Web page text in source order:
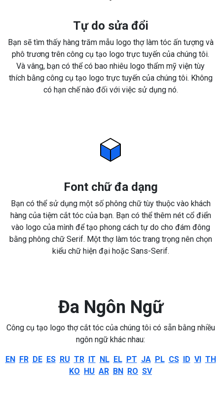
Tự do sửa đổi
Bạn sẽ tìm thấy hàng trăm mẫu logo thợ làm tóc ấn tượng và
phô trương trên công cụ tạo logo trực tuyến của chúng tôi.
Và vâng, bạn có thể có bao nhiêu logo thẩm mỹ viện tùy
thích bằng công cụ tạo logo trực tuyến của chúng tôi. Không
có hạn chế nào đối với việc sử dụng nó.
Font chữ đa dạng
Bạn có thể sử dụng một số phông chữ tùy thuộc vào khách
hàng của tiệm cắt tóc của bạn. Bạn có thể thêm nét cổ điển
vào logo của mình để tạo phong cách tự do cho đám đông
bằng phông chữ Serif. Một thợ làm tóc trang trọng nên chọn
kiểu chữ hiện đại hoặc Sans-Serif.
Đa Ngôn Ngữ
Công cụ tạo logo thợ cắt tóc của chúng tôi có sẵn bằng nhiều
ngôn ngữ khác nhau:
EN FR DE ES RU TR IT NL EL PT JA PL CS ID VI TH
KO HU AR BN RO SV